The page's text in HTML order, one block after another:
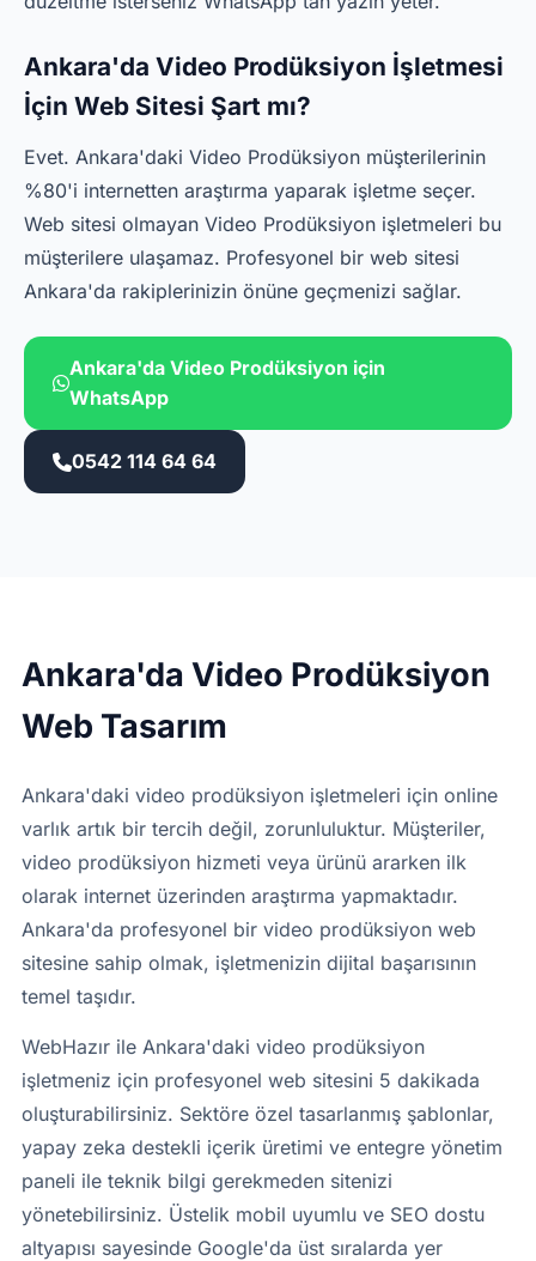
Ankara'da Video Prodüksiyon İşletmesi
İçin Web Sitesi Şart mı?
Evet. Ankara'daki Video Prodüksiyon müşterilerinin
%80'i internetten araştırma yaparak işletme seçer.
Web sitesi olmayan Video Prodüksiyon işletmeleri bu
müşterilere ulaşamaz. Profesyonel bir web sitesi
Ankara'da rakiplerinizin önüne geçmenizi sağlar.
Ankara'da Video Prodüksiyon için
WhatsApp
0542 114 64 64
Ankara'da Video Prodüksiyon
Web Tasarım
Ankara'daki video prodüksiyon işletmeleri için online
varlık artık bir tercih değil, zorunluluktur. Müşteriler,
video prodüksiyon hizmeti veya ürünü ararken ilk
olarak internet üzerinden araştırma yapmaktadır.
Ankara'da profesyonel bir video prodüksiyon web
sitesine sahip olmak, işletmenizin dijital başarısının
temel taşıdır.
WebHazır ile Ankara'daki video prodüksiyon
işletmeniz için profesyonel web sitesini 5 dakikada
oluşturabilirsiniz. Sektöre özel tasarlanmış şablonlar,
yapay zeka destekli içerik üretimi ve entegre yönetim
paneli ile teknik bilgi gerekmeden sitenizi
yönetebilirsiniz. Üstelik mobil uyumlu ve SEO dostu
altyapısı sayesinde Google'da üst sıralarda yer